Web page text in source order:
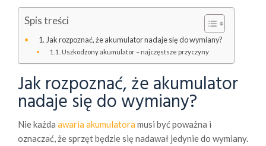
Spis treści
Jak rozpoznać, że akumulator nadaje się do wymiany?
Uszkodzony akumulator – najczęstsze przyczyny
Jak rozpoznać, że akumulator
nadaje się do wymiany?
Nie każda awaria akumulatora musi być poważna i
oznaczać, że sprzęt będzie się nadawał jedynie do wymiany.